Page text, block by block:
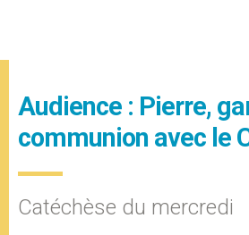
Audience : Pierre,
communion avec le
Catéchèse du mercredi